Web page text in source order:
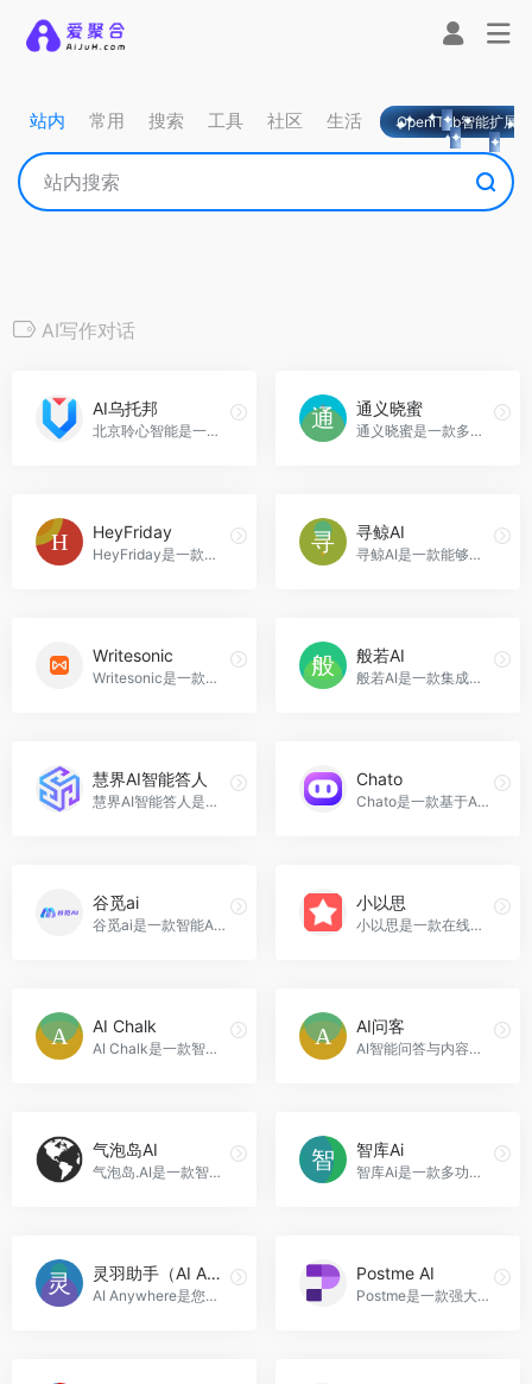
站内 常用 搜索 工具 社区 生活 OpeniTab智能扩展
AI写作对话
AI乌托邦
北京聆心智能是一家专注于人工智能技术研发的公司，旨在为用户提供高质量的智能语音交互服务，AI乌托邦官网入口网址
通义晓蜜
通义晓蜜是一款多模态智能联络中心解决方案，通过智能对话机器人和智能坐席助理，实现企业服务向信息化、智能化、多模态转型，提供更加智能、高效的客户服务体验，通义晓蜜官网入口网址
HeyFriday
HeyFriday是一款智能AI写作工具，能够快速生成高质量的原创文章，支持改写、续写、扩写等功能，适用于内容创作、媒体运营和SEO优化等场景，HeyFriday官网入口网址
寻鲸AI
寻鲸AI是一款能够帮助市场广告公关人员能力超级进化的智能助手，提供多种功能和场景助手，帮助用户解决市场营销中的各种问题，寻鲸AI官网入口网址
Writesonic
Writesonic是一款强大的AI写作工具，可以帮助用户快速创建SEO友好的内容，提高网站的排名和品牌影响力，Writesonic官网入口网址
般若AI
般若AI是一款集成了AI生成式大模型和AI绘画功能的强大人工智能工具，可以帮助用户撰写各种文本内容，并进行多语言翻译；同时，它还可以根据文字生成图片，进行图片局部重绘和高清修复，般若AI官网入口网址
慧界AI智能答人
慧界AI智能答人是一款基于AI大语言模型、自然语言处理、深度学习等技术的智能客服机器人，能够精准理解用户意图，解决问题，提高客户满意度和忠诚度，慧界AI智能答人官网入口网址
Chato
Chato是一款基于AI技术的对话机器人，可以帮助用户轻松创建个性化的助理机器人，满足不同业务场景的需求，Chato官网入口网址
谷觅ai
谷觅ai是一款智能AI写作生成器，帮助用户快速生成高质量的原创文章，提高写作效率，谷觅ai官网入口网址
小以思
小以思是一款在线AI写作创作平台，帮助用户快速生成高质量的文章、作文、报告、方案、心得体会、文案、总结和诗歌等内容。提供智能对话、一键创作、常用技能和绘画广场等功能，适用于学生作文、商务文案、研究报告和创意灵感等场景，小以思官网入口网址
AI Chalk
AI Chalk是一款智能写作工具，能够帮助用户快速生成高质量的论文、作业、报告等文本内容，AI Chalk官网入口网址
AI问客
AI智能问答与内容创作助手是一款基于人工智能技术的智能问答与内容创作工具，可以提供准确的答案，创作所需的内容，适用于小红书文案创作、科普知识问答等场景，AI问客官网入口网址
气泡岛AI
气泡岛.AI是一款智能助手产品，提供情感支持、娱乐和趣味、小说人物角色、历史人物角色和文字游戏等功能，满足用户的不同需求，气泡岛AI官网入口网址
智库Ai
智库Ai是一款多功能的人工智能助手，可以为用户提供文案撰写、创意思维、聊天互动等服务，满足用户多样化的需求，智库Ai官网入口网址
灵羽助手（AI Anywhere）
AI Anywhere是您在所有应用程序中的AI合作伙伴。它可以帮助您在写作、阅读、编码和电子邮件等方面提高效率，灵羽助手（AI Anywhere）官网入口网址
Postme AI
Postme是一款强大的AI写作工具，可以帮助您快速生成高质量、原创的英文营销文案，助您征服全球市场，Postme AI官网入口网址